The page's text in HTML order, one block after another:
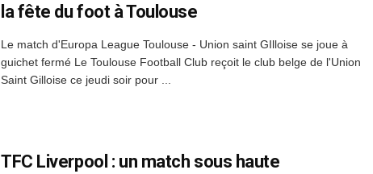
la fête du foot à Toulouse
Le match d'Europa League Toulouse - Union saint GIlloise se joue à
guichet fermé Le Toulouse Football Club reçoit le club belge de l'Union
Saint Gilloise ce jeudi soir pour ...
TFC Liverpool : un match sous haute